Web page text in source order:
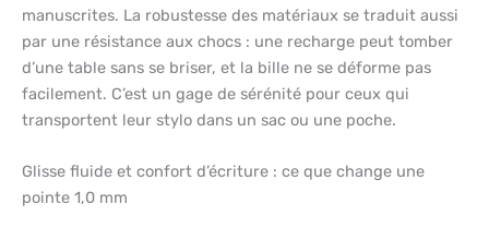
manuscrites. La robustesse des matériaux se traduit aussi
par une résistance aux chocs : une recharge peut tomber
d’une table sans se briser, et la bille ne se déforme pas
facilement. C’est un gage de sérénité pour ceux qui
transportent leur stylo dans un sac ou une poche.
Glisse fluide et confort d’écriture : ce que change une
pointe 1,0 mm